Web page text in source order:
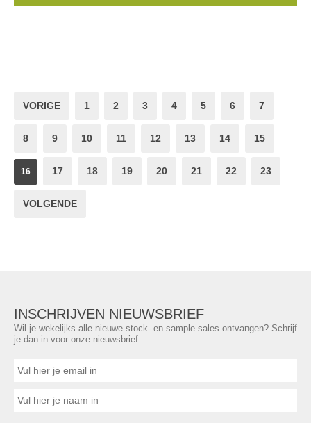
VORIGE 1 2 3 4 5 6 7
8 9 10 11 12 13 14 15
16 17 18 19 20 21 22 23
VOLGENDE
INSCHRIJVEN NIEUWSBRIEF
Wil je wekelijks alle nieuwe stock- en sample sales ontvangen? Schrijf
je dan in voor onze nieuwsbrief.